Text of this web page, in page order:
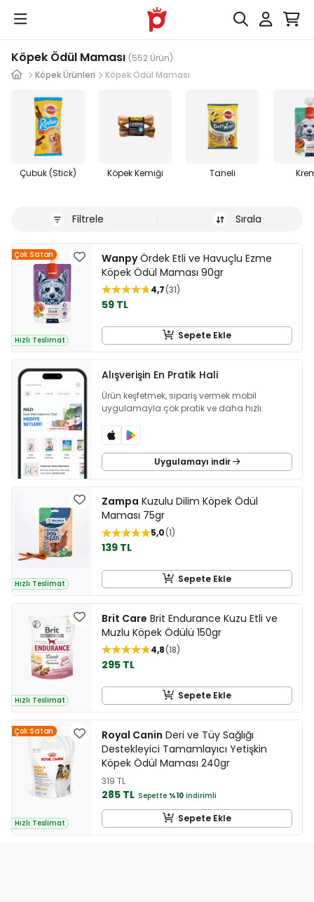
Köpek Ödül Maması (552 Ürün)
Köpek Ürünleri
Köpek Ödül Maması
Çubuk (Stick) Köpek Kemiği Taneli
Filtrele Sırala
Çok Satan
Hızlı Teslimat
WanpyÖrdek Etli ve Havuçlu Ezme
Köpek Ödül Maması 90gr
4,7 31
59 TL
Sepete Ekle
Alışverişin En Pratik Hali
Ürün keşfetmek, sipariş vermek mobil
uygulamayla çok pratik ve daha hızlı.
Uygulamayı indir
Hızlı Teslimat
Zampa Kuzulu Dilim Köpek Ödül
Maması 75gr
5,0 1
139 TL
Sepete Ekle
Hızlı Teslimat
Brit Care Brit Endurance Kuzu Etli ve
Muzlu Köpek Ödülü 150gr
4,8 18
295 TL
Sepete Ekle
Çok Satan
Hızlı Teslimat
Royal Canin Deri ve Tüy Sağlığı
Destekleyici Tamamlayıcı Yetişkin
Köpek Ödül Maması 240gr
319 TL
285 TL Sepette %10 indirimli
Sepete Ekle